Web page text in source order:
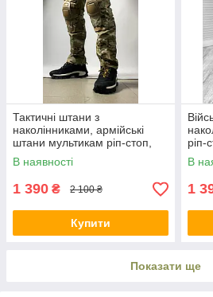
Тактичні штани з
наколінниками, армійські
штани мультикам ріп-стоп,
чоловічі штани для ЗСУ
В наявності
1 390 ₴ 2 100 ₴
Купити
ріп-
для
В
1
Показати ще